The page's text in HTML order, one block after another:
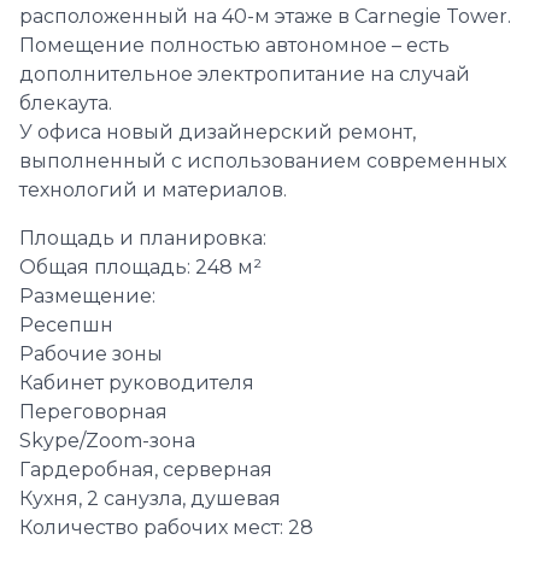
расположенный на 40-м этаже в Carnegie Tower.
Помещение полностью автономное – есть
дополнительное электропитание на случай
блекаута.
У офиса новый дизайнерский ремонт,
выполненный с использованием современных
технологий и материалов.
Площадь и планировка:
Общая площадь: 248 м²
Размещение:
Ресепшн
Рабочие зоны
Кабинет руководителя
Переговорная
Skype/Zoom-зона
Гардеробная, серверная
Кухня, 2 санузла, душевая
Количество рабочих мест: 28